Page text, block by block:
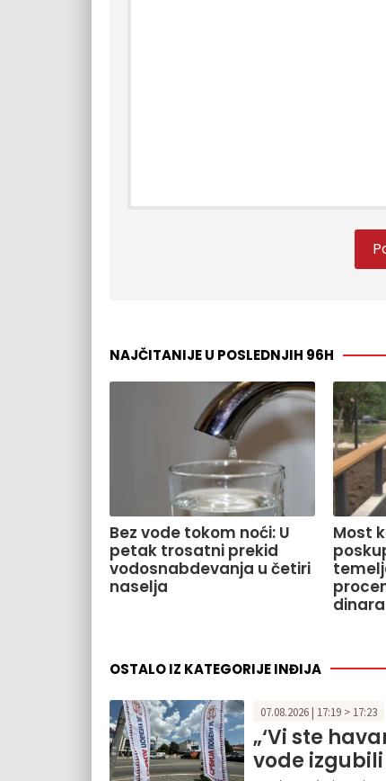
NAJČITANIJE U POSLEDNJIH 96H
Bez vode tokom noći: U
petak trosatni prekid
vodosnabdevanja u četiri
naselja
Most
dinara
OSTALO IZ KATEGORIJE INĐIJA
07.08.2026 | 17:19 > 17:23
„‘Vi ste
vode